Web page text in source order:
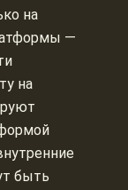
на
—
на
быть